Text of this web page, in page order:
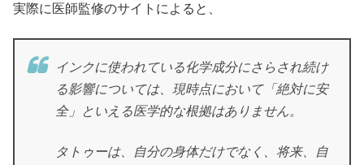
実際に医師監修のサイトによると、
インクに使われている化学成分にさらされ続け
る影響については、現時点において「絶対に安
全」といえる医学的な根拠はありません。
タトゥーは、自分の身体だけでなく、将来、自